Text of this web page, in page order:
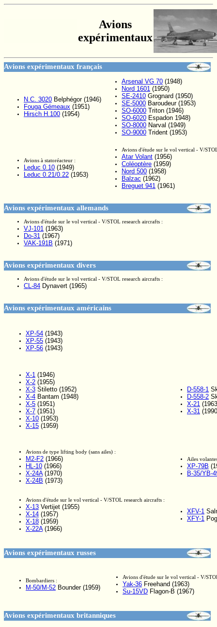
Avions
expérimentaux
Avions expérimentaux français
N.C. 3020 Belphégor (1946)
Fouga Gémeaux (1951)
Hirsch H.100 (1954)
Arsenal VG 70 (1948)
Nord 1601 (1950)
SE-2410 Grognard (1950)
SE-5000 Baroudeur (1953)
SO-6000 Triton (1946)
SO-6020 Espadon 1948)
SO-8000 Narval (1949)
SO-9000 Trident (1953)
Avions à statoréacteur :
Leduc 0.10 (1949)
Leduc 0.21/0.22 (1953)
Avions d'étude sur le vol vertical - V/
Atar Volant (1956)
Coléoptère (1959)
Nord 500 (1958)
Balzac (1962)
Breguet 941 (1961)
Avions expérimentaux allemands
Avions d'étude sur le vol vertical - V/STOL research aircrafts :
VJ-101 (1963)
Do-31 (1967)
VAK-191B (1971)
Avions expérimentaux divers
Avions d'étude sur le vol vertical - V/STOL research aircrafts :
CL-84 Dynavert (1965)
Avions expérimentaux américains
XP-54 (1943)
XP-55 (1943)
XP-56 (1943)
X-1 (1946)
X-2 (1955)
X-3 Stiletto (1952)
X-4 Bantam (1948)
X-5 (1951)
X-7 (1951)
X-10 (1953)
X-15 (1959)
D-558-1
D-558-2
X-21
X-31
Avions de type lifting body (sans ailes) :
M2-F2 (1966)
HL-10 (1966)
X-24A(1970)
X-24B (1973)
Ailes
XP-79B
B-35/YB-
Avions d'étude sur le vol vertical - V/STOL research aircrafts :
X-13 Vertijet (1955)
X-14 (1957)
X-18 (1959)
X-22A(1966)
XFV-1
XFY-1
Avions expérimentaux russes
Bombardiers :
M-50/M-52 Bounder (1959)
Avions d'étude sur le vol vertical - V/
Yak-36 Freehand (1963)
Su-15VD Flagon-B (1967)
Avions expérimentaux britanniques